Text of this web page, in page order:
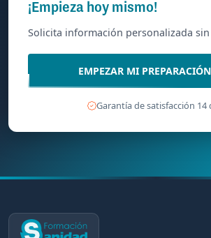
¡Empieza hoy mismo!
Solicita información personalizada
EMPEZAR MI
Garantía de satisfacción 14